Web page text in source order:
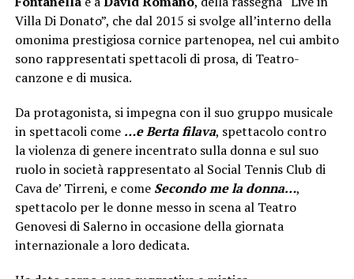
Villa Di Donato”, che dal 2015 si svolge all’interno della
omonima prestigiosa cornice partenopea, nel cui ambito
sono rappresentati spettacoli di prosa, di Teatro-
canzone e di musica.
Da protagonista, si impegna con il suo gruppo musicale
in spettacoli come …e Berta filava, spettacolo contro
la violenza di genere incentrato sulla donna e sul suo
ruolo in società rappresentato al Social Tennis Club di
Cava de’ Tirreni, e come Secondo me la donna…,
spettacolo per le donne messo in scena al Teatro
Genovesi di Salerno in occasione della giornata
internazionale a loro dedicata.